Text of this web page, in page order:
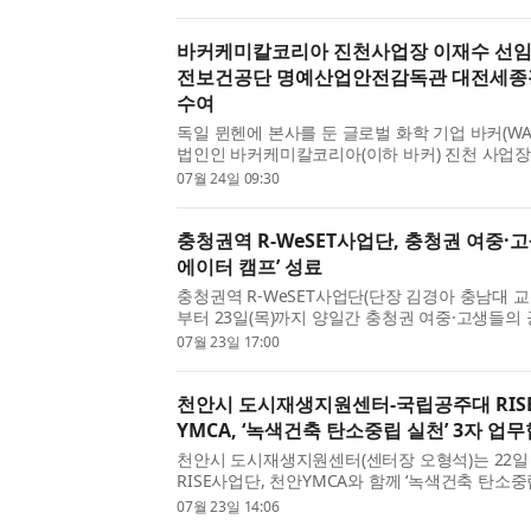
바커케미칼코리아 진천사업장 이재수 선
전보건공단 명예산업안전감독관 대전세
수여
독일 뮌헨에 본사를 둔 글로벌 화학 기업 바커
법인인 바커케미칼코리아(이하 바커) 진천 사업
고용노동부가 주최하고 한국산업안전보건공단
07월 24일 09:30
충청권역 R-WeSET사업단, 충청권 여중·
에이터 캠프’ 성료
충청권역 R-WeSET사업단(단장 김경아 충남대
부터 23일(목)까지 양일간 충청권 여중·고생들의
강화를 위한 ‘Girls’ Engineering Week(GEW) -
07월 23일 17:00
천안시 도시재생지원센터-국립공주대
YMCA, ‘녹색건축 탄소중립 실천’ 3자 업
천안시 도시재생지원센터(센터장 오형석)는 22
RISE사업단, 천안YMCA와 함께 ‘녹색건축 탄소
성 및 정책 활성화’를 위한 3자 업무협약(MOU)
07월 23일 14:06